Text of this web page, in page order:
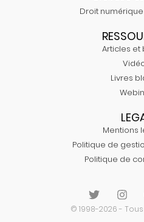
Droit
Articles et
Livres
Mentions
Politique de
Politique de
© 1998-2026 -